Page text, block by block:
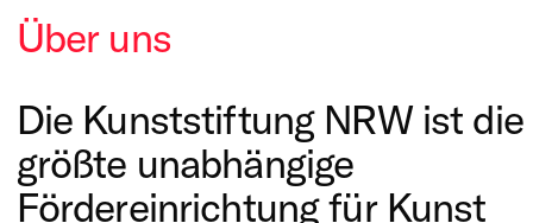
Über uns
Die Kunststiftung NRW ist die
größte unabhängige
Fördereinrichtung für Kunst